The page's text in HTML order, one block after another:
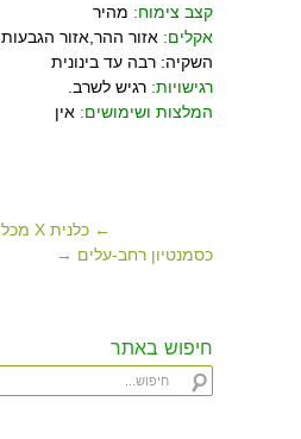
קצב צימוח: מהיר
אקלים: אזור ההר,אזור הגבעות.
השקיה: רבה עד בינונית
רגישויות: רגיש לשרב.
המלצות ושימושים: אין
← כלנית X מכלוא ורודה כלנית יפנית
כסמנטיון רחב-עלים →
חיפוש באתר